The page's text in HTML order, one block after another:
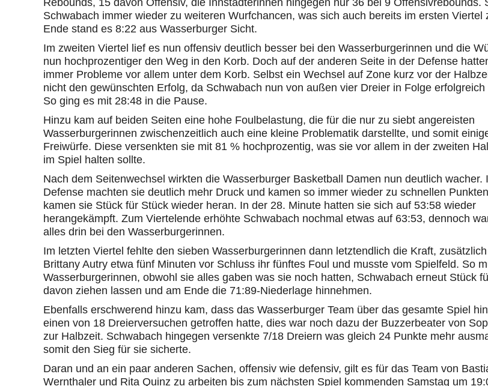
Rebounds, 15 davon Offensiv, die Innstädterinnen hingegen nur 36 bei 9 Offensivrebounds.
Schwabach immer wieder zu weiteren Wurfchancen, was sich auch bereits im ersten Viertel
Ende stand es 8:22 aus Wasserburger Sicht.
Im zweiten Viertel lief es nun offensiv deutlich besser bei den Wasserburgerinnen und die
nun hochprozentiger den Weg in den Korb. Doch auf der anderen Seite in der Defense
immer Probleme vor allem unter dem Korb. Selbst ein Wechsel auf Zone kurz vor der
nicht den gewünschten Erfolg, da Schwabach nun von außen vier Dreier in Folge erfolgreich
So ging es mit 28:48 in die Pause.
Hinzu kam auf beiden Seiten eine hohe Foulbelastung, die für die nur zu siebt angereisten
Wasserburgerinnen zwischenzeitlich auch eine kleine Problematik darstellte, und somit
Freiwürfe. Diese versenkten sie mit 81 % hochprozentig, was sie vor allem in der zweiten
im Spiel halten sollte.
Nach dem Seitenwechsel wirkten die Wasserburger Basketball Damen nun deutlich wacher.
Defense machten sie deutlich mehr Druck und kamen so immer wieder zu schnellen
kamen sie Stück für Stück wieder heran. In der 28. Minute hatten sie sich auf 53:58 wieder
herangekämpft. Zum Viertelende erhöhte Schwabach nochmal etwas auf 63:53, dennoch
alles drin bei den Wasserburgerinnen.
Im letzten Viertel fehlte den sieben Wasserburgerinnen dann letztendlich die Kraft,
Brittany Autry etwa fünf Minuten vor Schluss ihr fünftes Foul und musste vom Spielfeld. So
Wasserburgerinnen, obwohl sie alles gaben was sie noch hatten, Schwabach erneut Stück
davon ziehen lassen und am Ende die 71:89-Niederlage hinnehmen.
Ebenfalls erschwerend hinzu kam, dass das Wasserburger Team über das gesamte Spiel
einen von 18 Dreierversuchen getroffen hatte, dies war noch dazu der Buzzerbeater von
zur Halbzeit. Schwabach hingegen versenkte 7/18 Dreiern was gleich 24 Punkte mehr
somit den Sieg für sie sicherte.
Daran und an ein paar anderen Sachen, offensiv wie defensiv, gilt es für das Team von
Wernthaler und Rita Quinz zu arbeiten bis zum nächsten Spiel kommenden Samstag um